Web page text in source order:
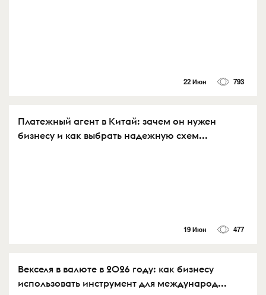
22 Июн 793
Платежный агент в Китай: зачем он нужен
бизнесу и как выбрать надежную схем...
19 Июн 477
Векселя в валюте в 2026 году: как бизнесу
использовать инструмент для международ...